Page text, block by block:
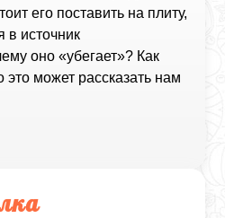
его поставить на плиту,
в источник
оно «убегает»? Как
это может рассказать нам